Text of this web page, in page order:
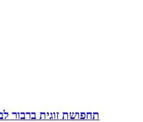
תחפושת זוגית ברבור